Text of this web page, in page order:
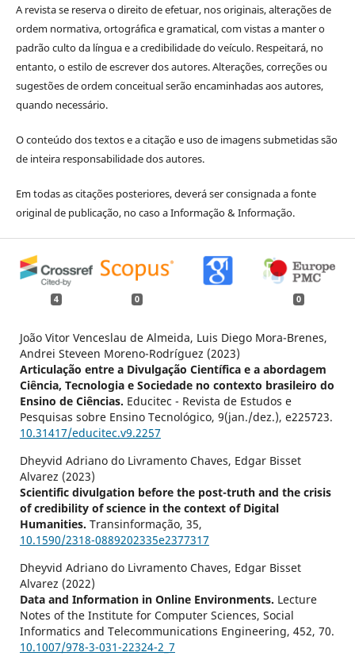
A revista se reserva o direito de efetuar, nos originais, alterações de
ordem normativa, ortográfica e gramatical, com vistas a manter o
padrão culto da língua e a credibilidade do veículo. Respeitará, no
entanto, o estilo de escrever dos autores. Alterações, correções ou
sugestões de ordem conceitual serão encaminhadas aos autores,
quando necessário.
O conteúdo dos textos e a citação e uso de imagens submetidas são
de inteira responsabilidade dos autores.
Em todas as citações posteriores, deverá ser consignada a fonte
original de publicação, no caso a Informação & Informação.
4 0 0
João Vitor Venceslau de Almeida, Luis Diego Mora-Brenes,
Andrei Steveen Moreno-Rodríguez (2023)
Articulação entre a Divulgação Científica e a abordagem
Ciência, Tecnologia e Sociedade no contexto brasileiro do
Ensino de Ciências. Educitec - Revista de Estudos e
Pesquisas sobre Ensino Tecnológico, 9(jan./dez.), e225723.
10.31417/educitec.v9.2257
Dheyvid Adriano do Livramento Chaves, Edgar Bisset
Alvarez (2023)
Scientific divulgation before the post-truth and the crisis
of credibility of science in the context of Digital
Humanities. Transinformação, 35,
10.1590/2318-0889202335e2377317
Dheyvid Adriano do Livramento Chaves, Edgar Bisset
Alvarez (2022)
Data and Information in Online Environments. Lecture
Notes of the Institute for Computer Sciences, Social
Informatics and Telecommunications Engineering, 452, 70.
10.1007/978-3-031-22324-2_7